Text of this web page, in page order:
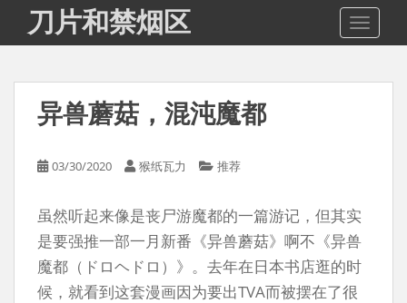
i
刀片和禁烟区
异兽蘑菇，混沌魔都
03/30/2020 猴纸瓦力 推荐
虽然听起来像是丧尸游魔都的一篇游记，但其实
是要强推一部一月新番《异兽蘑菇》啊不《异兽
魔都（ドロヘドロ）》。去年在日本书店逛的时
候，就看到这套漫画因为要出TVA而被摆在了很